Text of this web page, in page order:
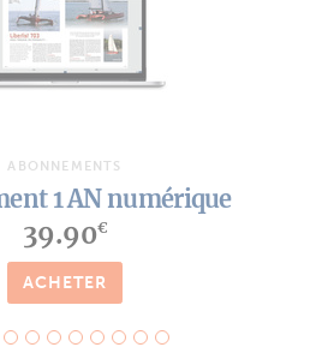
ABONNEMENTS
1 AN numérique
39.90€
ACHETER